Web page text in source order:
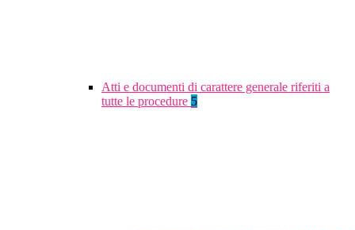
Atti e documenti di carattere generale riferiti a
tutte le procedure 5